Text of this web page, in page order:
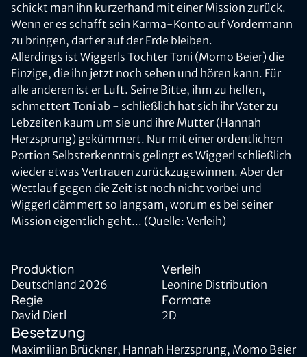
schickt man ihn kurzerhand mit einer Mission zurück.
Wenn er es schafft sein Karma-Konto auf Vordermann
zu bringen, darf er auf der Erde bleiben.
Allerdings ist Wiggerls Tochter Toni (Momo Beier) die
Einzige, die ihn jetzt noch sehen und hören kann. Für
alle anderen ist er Luft. Seine Bitte, ihm zu helfen,
schmettert Toni ab - schließlich hat sich ihr Vater zu
Lebzeiten kaum um sie und ihre Mutter (Hannah
Herzsprung) gekümmert. Nur mit einer ordentlichen
Portion Selbsterkenntnis gelingt es Wiggerl schließlich
wieder etwas Vertrauen zurückzugewinnen. Aber der
Wettlauf gegen die Zeit ist noch nicht vorbei und
Wiggerl dämmert so langsam, worum es bei seiner
Mission eigentlich geht... (Quelle: Verleih)
Produktion
Deutschland 2026
Verleih
Leonine Distribution
Regie
David Dietl
Formate
2D
Besetzung
Maximilian Brückner, Hannah Herzsprung, Momo Beier